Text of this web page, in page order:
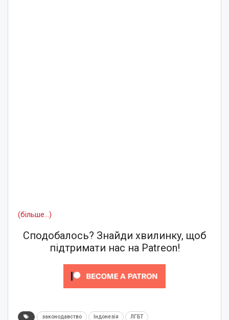
(більше…)
Сподобалось? Знайди хвилинку, щоб
підтримати нас на Patreon!
законодавство Індонезія ЛГБТ